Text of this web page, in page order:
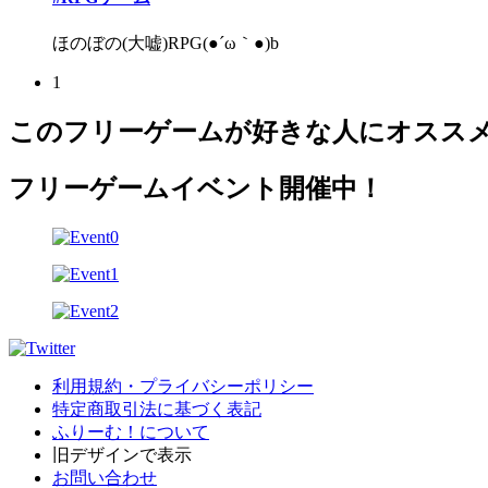
ほのぼの(大嘘)RPG(●´ω｀●)b
1
このフリーゲームが好きな人にオスス
フリーゲームイベント開催中！
利用規約・プライバシーポリシー
特定商取引法に基づく表記
ふりーむ！について
旧デザインで表示
お問い合わせ